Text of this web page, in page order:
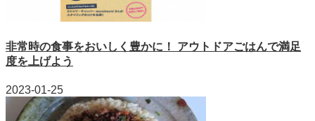
非常時の食事をおいしく豊かに！ アウトドアごはんで満足
度を上げよう
2023-01-25